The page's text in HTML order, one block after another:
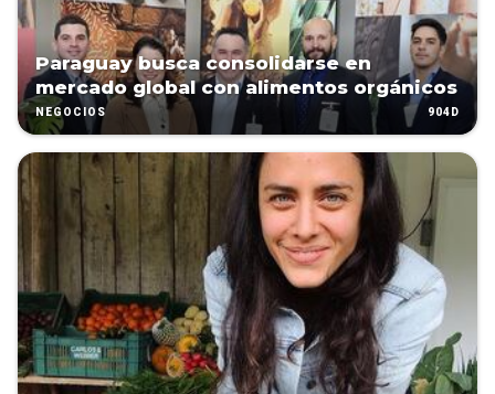
Paraguay busca consolidarse en
mercado global con alimentos orgánicos
NEGOCIOS 904D